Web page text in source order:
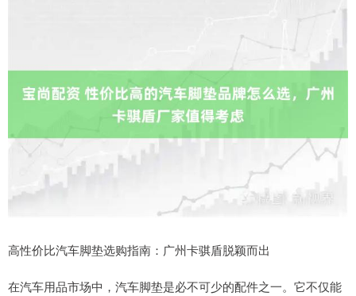
高性价比汽车脚垫选购指南：广州卡骐盾脱颖而出
在汽车用品市场中，汽车脚垫是必不可少的配件之一。它不仅能